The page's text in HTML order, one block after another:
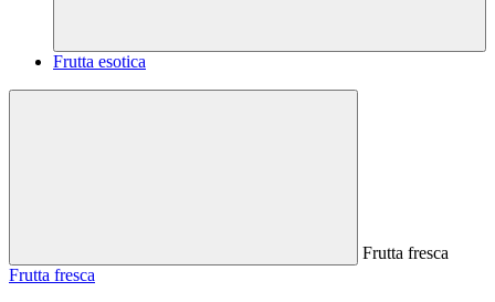
Frutta esotica
Frutta fresca
Frutta fresca